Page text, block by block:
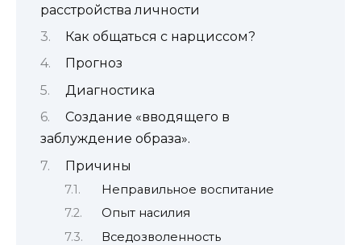
расстройства личности
Как общаться с нарциссом?
Прогноз
Диагностика
Создание «вводящего в
заблуждение образа».
Причины
Неправильное воспитание
Опыт насилия
Вседозволенность